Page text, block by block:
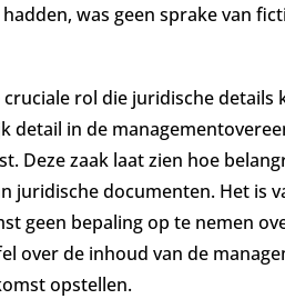
was geen sprake van
rol die juridische details
detail in de
Deze zaak laat zien hoe
juridische documenten. Het is
geen bepaling op te nemen
over de inhoud van de
opstellen.